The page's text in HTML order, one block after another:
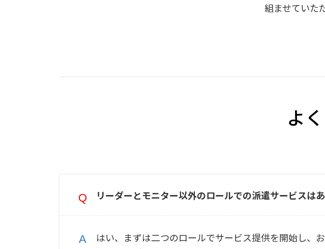
組ませていた
よ
リーダーとモニター以外のロールでの派遣サービスは
はい、まずは二つのロールでサービス提供を開始し、